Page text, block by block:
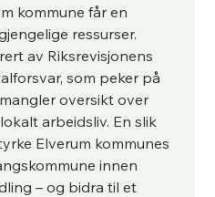
kommune får en
ressurser.
av Riksrevisjonens
som peker på
oversikt over
arbeidsliv. En slik
Elverum kommunes
innen
– og bidra til et